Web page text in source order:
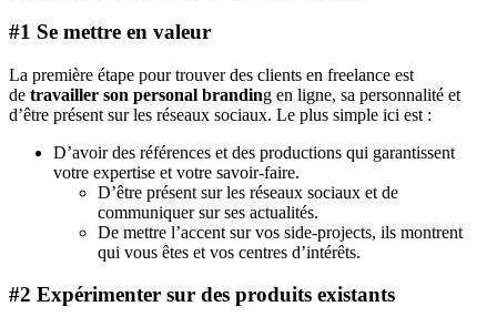
#1 Se mettre en valeur
La première étape pour trouver des clients en freelance est
de travailler son personal branding en ligne, sa personnalité et
d’être présent sur les réseaux sociaux. Le plus simple ici est :
D’avoir des références et des productions qui garantissent
votre expertise et votre savoir-faire.
D’être présent sur les réseaux sociaux et de
communiquer sur ses actualités.
De mettre l’accent sur vos side-projects, ils montrent
qui vous êtes et vos centres d’intérêts.
#2 Expérimenter sur des produits existants